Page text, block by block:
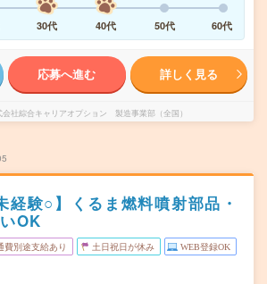
30代 40代 50代 60代
応募へ進む 詳しく見る
会社綜合キャリアオプション 製造事業部（全国）
経験○】くるま燃料噴射部品・
OK
費別途支給あり 土日祝日が休み WEB登録OK